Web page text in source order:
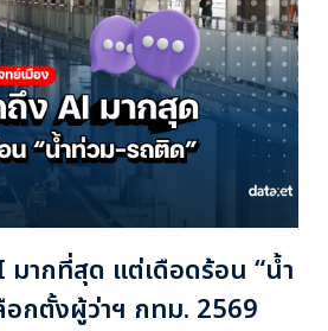
ากที่สุด แต่เดือดร้อน “น้ำ
กตั้งผู้ว่าฯ กทม. 2569